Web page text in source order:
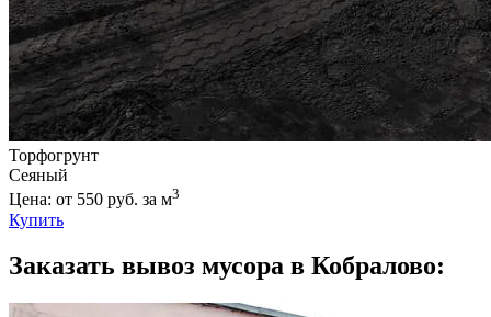
Торфогрунт
Сеяный
Цена: от 550 руб. за м3
Купить
Заказать вывоз мусора в Кобралово: